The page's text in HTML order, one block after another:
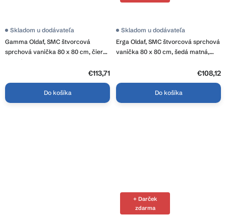
Gamma Oldaf, SMC štvorcová
sprchová vanička 80 x 80 cm, čierna
matná, GMA-OL-8080BK
Skladom u dodávateľa
€113,71
Do košíka
Erga Oldaf, SMC štvorcová sprchová
vanička 80 x 80 cm, šedá matná,
Skladom u dodávateľa
€108,12
Do košíka
+ Darček
zdarma